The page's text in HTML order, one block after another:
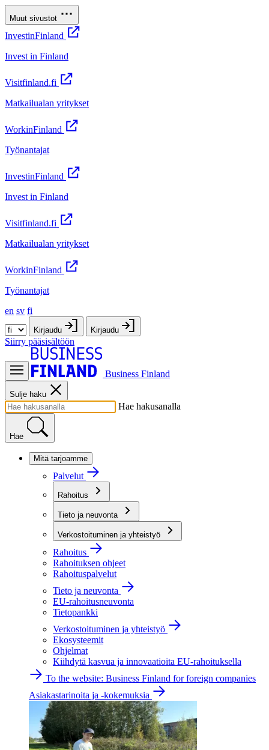
Muut sivustot
InvestinFinland
Invest in Finland
Visitfinland.fi
Matkailualan yritykset
WorkinFinland
Työnantajat
InvestinFinland
Invest in Finland
Visitfinland.fi
Matkailualan yritykset
WorkinFinland
Työnantajat
en sv fi
Kirjaudu Kirjaudu
Siirry pääsisältöön
Business Finland
Sulje haku
Hae hakusanalla
Hae
Mitä tarjoamme
Palvelut
Rahoitus
Tieto ja neuvonta
Verkostoituminen ja yhteistyö
Rahoitus
Rahoituksen ohjeet
Rahoituspalvelut
Tieto ja neuvonta
EU-rahoitusneuvonta
Tietopankki
Verkostoituminen ja yhteistyö
Ekosysteemit
Ohjelmat
Kiihdytä kasvua ja innovaatioita EU-rahoituksella
To the website: Business Finland for foreign companies
Asiakastarinoita ja -kokemuksia